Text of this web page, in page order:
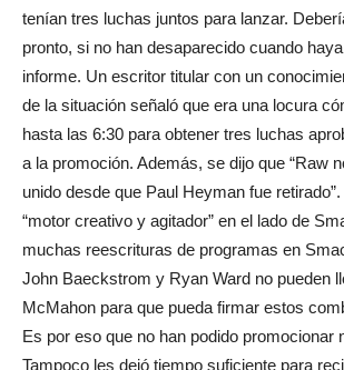
tenían tres luchas juntos para lanzar.
pronto, si no han desaparecido cuando
informe. Un escritor titular con un
de la situación señaló que era una locura
hasta las 6:30 para obtener tres luchas
a la promoción. Además, se dijo que “Raw
unido desde que Paul Heyman fue
“motor creativo y agitador” en el lado de
muchas reescrituras de programas en
John Baeckstrom y Ryan Ward no pueden
McMahon para que pueda firmar estos
Es por eso que no han podido promocionar
Tampoco les dejó tiempo suficiente para